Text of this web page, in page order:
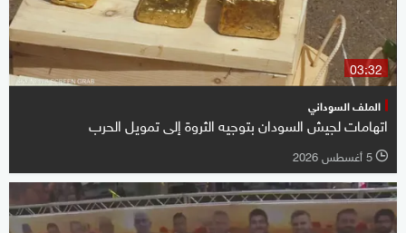
03:32
الملف السوداني
اتهامات لجيش السودان بتوجيه الثروة إلى تمويل الحرب
l 5 أغسطس 2026